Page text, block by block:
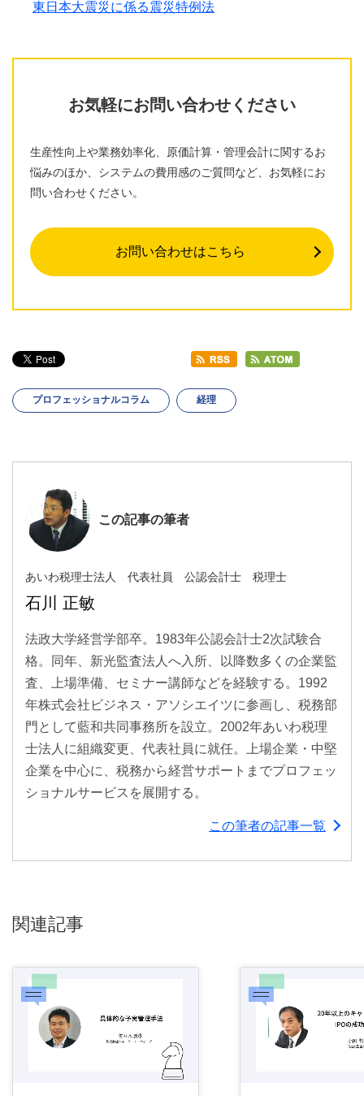
東日本大震災に係る震災特例法
お気軽にお問い合わせください
生産性向上や業務効率化、原価計算・管理会計に関するお
悩みのほか、システムの費用感のご質問など、お気軽にお
問い合わせください。
お問い合わせはこちら
プロフェッショナルコラム 経理
この記事の筆者
あいわ税理士法人 代表社員 公認会計士 税理士
石川 正敏
法政大学経営学部卒。1983年公認会計士2次試験合
格。同年、新光監査法人へ入所、以降数多くの企業監
査、上場準備、セミナー講師などを経験する。1992
年株式会社ビジネス・アソシエイツに参画し、税務部
門として藍和共同事務所を設立。2002年あいわ税理
士法人に組織変更、代表社員に就任。上場企業・中堅
企業を中心に、税務から経営サポートまでプロフェッ
ショナルサービスを展開する。
この筆者の記事一覧
関連記事